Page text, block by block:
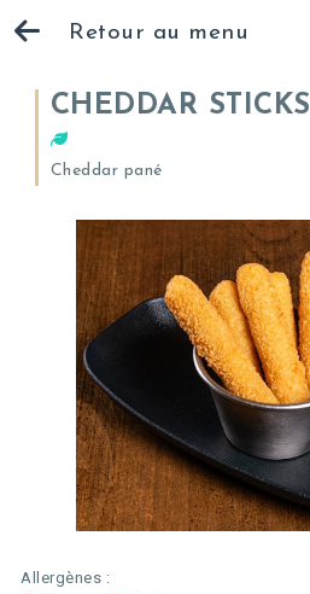
Retour au menu
CHEDDAR STICKS
Cheddar pané
Allergènes :